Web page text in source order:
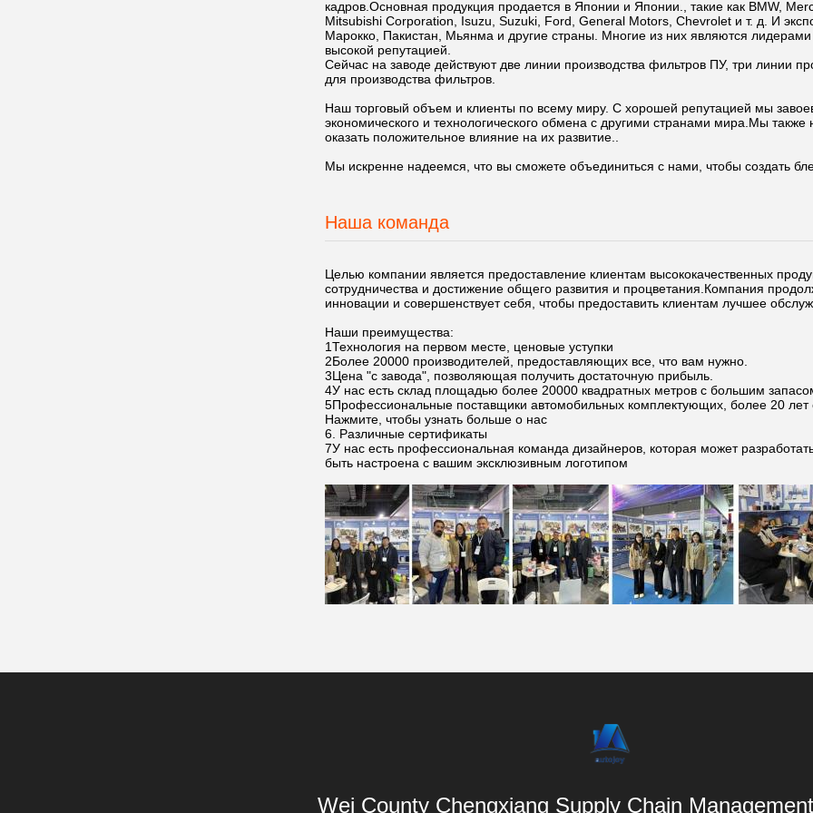
кадров.Основная продукция продается в Японии и Японии., такие как BMW,
Mitsubishi Corporation, Isuzu, Suzuki, Ford, General Motors, Chevrolet и т. д. И
Марокко, Пакистан, Мьянма и другие страны. Многие из них являются
высокой репутацией.
Сейчас на заводе действуют две линии производства фильтров ПУ, три линии
для производства фильтров.
Наш торговый объем и клиенты по всему миру. С хорошей репутацией мы
экономического и технологического обмена с другими странами мира.Мы
оказать положительное влияние на их развитие..
Мы искренне надеемся, что вы сможете объединиться с нами, чтобы создать
Наша команда
Целью компании является предоставление клиентам высококачественных
сотрудничества и достижение общего развития и процветания.Компания
инновации и совершенствует себя, чтобы предоставить клиентам лучшее
Наши преимущества:
1Технология на первом месте, ценовые уступки
2Более 20000 производителей, предоставляющих все, что вам нужно.
3Цена "с завода", позволяющая получить достаточную прибыль.
4У нас есть склад площадью более 20000 квадратных метров с большим
5Профессиональные поставщики автомобильных комплектующих, более 20
Нажмите, чтобы узнать больше о нас
6. Различные сертификаты
7У нас есть профессиональная команда дизайнеров, которая может
быть настроена с вашим эксклюзивным логотипом
Wei County Chengxiang Supply Chain